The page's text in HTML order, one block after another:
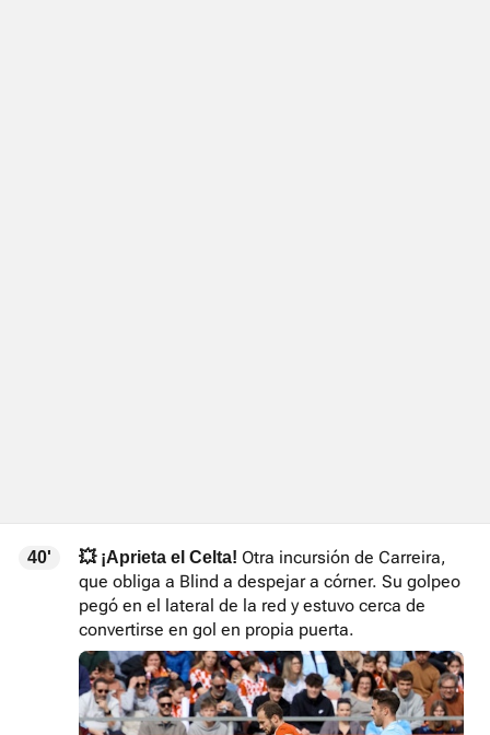
40' 💥 ¡Aprieta el Celta! Otra incursión de Carreira,
que obliga a Blind a despejar a córner. Su golpeo
pegó en el lateral de la red y estuvo cerca de
convertirse en gol en propia puerta.